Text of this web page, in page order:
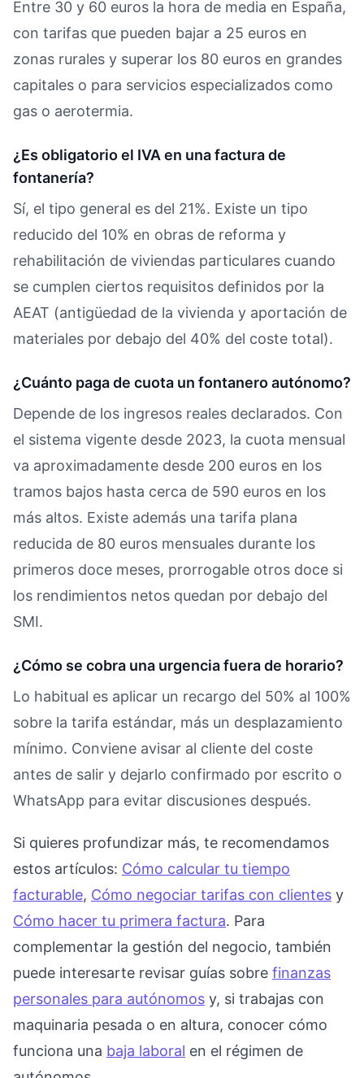
Entre 30 y 60 euros la hora de media en España,
con tarifas que pueden bajar a 25 euros en
zonas rurales y superar los 80 euros en grandes
capitales o para servicios especializados como
gas o aerotermia.
¿Es obligatorio el IVA en una factura de
fontanería?
Sí, el tipo general es del 21%. Existe un tipo
reducido del 10% en obras de reforma y
rehabilitación de viviendas particulares cuando
se cumplen ciertos requisitos definidos por la
AEAT (antigüedad de la vivienda y aportación de
materiales por debajo del 40% del coste total).
¿Cuánto paga de cuota un fontanero autónomo?
Depende de los ingresos reales declarados. Con
el sistema vigente desde 2023, la cuota mensual
va aproximadamente desde 200 euros en los
tramos bajos hasta cerca de 590 euros en los
más altos. Existe además una tarifa plana
reducida de 80 euros mensuales durante los
primeros doce meses, prorrogable otros doce si
los rendimientos netos quedan por debajo del
SMI.
¿Cómo se cobra una urgencia fuera de horario?
Lo habitual es aplicar un recargo del 50% al 100%
sobre la tarifa estándar, más un desplazamiento
mínimo. Conviene avisar al cliente del coste
antes de salir y dejarlo confirmado por escrito o
WhatsApp para evitar discusiones después.
Si quieres profundizar más, te recomendamos
estos artículos: Cómo calcular tu tiempo
facturable, Cómo negociar tarifas con clientes y
Cómo hacer tu primera factura. Para
complementar la gestión del negocio, también
puede interesarte revisar guías sobre finanzas
personales para autónomos y, si trabajas con
maquinaria pesada o en altura, conocer cómo
funciona una baja laboral en el régimen de